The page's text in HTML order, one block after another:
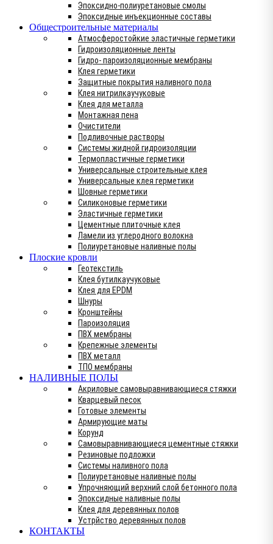
Эпоксидно-полиуретановые смолы
Эпоксидные инъекционные составы
Общестроительные материалы
Атмосферостойкие эластичные герметики
Гидроизоляционные ленты
Гидро- пароизоляционные мембраны
Клея герметики
Защитные покрытия наливного пола
Клея нитрилкаучуковые
Клея для металла
Монтажная пена
Очистители
Подливочные растворы
Системы жидной гидроизоляции
Термопластичные герметики
Универсальные строительные клея
Универсальные клея герметики
Шовные герметики
Силиконовые герметики
Эластичные герметики
Цементные плиточные клея
Ламели из углеродного волокна
Полиуретановые наливные полы
Плоские кровли
Геотекстиль
Клея бутилкаучуковые
Клея для EPDM
Шнуры
Кронштейны
Пароизоляция
ПВХ мембраны
Крепежные элементы
ПВХ металл
ТПО мембраны
НАЛИВНЫЕ ПОЛЫ
Акриловые самовыравнивающиеся стяжки
Кварцевый песок
Готовые элементы
Армирующие маты
Корунд
Самовыравнивающиеся цементные стяжки
Резиновые подложки
Системы наливного пола
Полиуретановые наливные полы
Упрочняющий верхний слой бетонного пола
Эпоксидные наливные полы
Клея для деревянных полов
Устрйство деревянных полов
КОНТАКТЫ